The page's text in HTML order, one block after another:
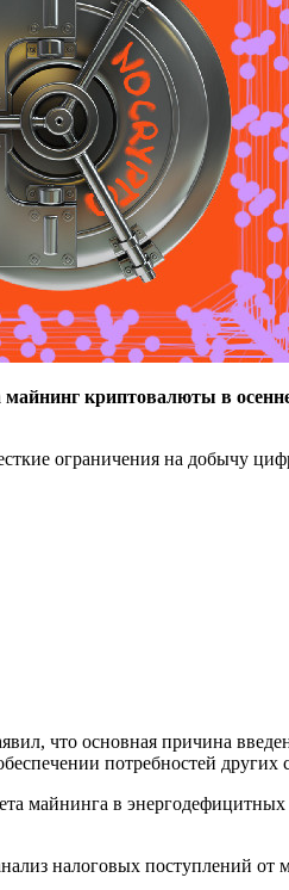
майнинг криптовалюты в
ограничения на добычу
что основная причина
потребностей других
майнинга в
налоговых поступлений